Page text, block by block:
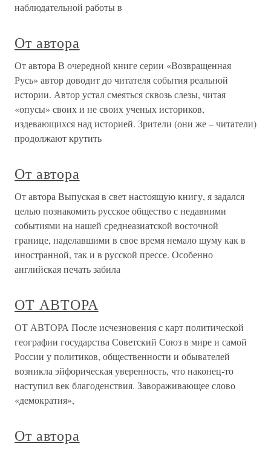
наблюдательной работы в
От автора
От автора В очередной книге серии «Возвращенная
Русь» автор доводит до читателя события реальной
истории. Автор устал смеяться сквозь слезы, читая
«опусы» своих и не своих ученых историков,
издевающихся над историей. Зрители (они же – читатели)
продолжают крутить
От автора
От автора Выпуская в свет настоящую книгу, я задался
целью познакомить русское общество с недавними
событиями на нашей среднеазиатской восточной
границе, наделавшими в свое время немало шуму как в
иностранной, так и в русской прессе. Особенно
английская печать забила
ОТ АВТОРА
ОТ АВТОРА После исчезновения с карт политической
географии государст­ва Советский Союз в мире и самой
России у политиков, общест­венности и обывателей
возникла эйфорическая уверенность, что наконец-то
наступил век благоденствия. Завораживающее слово
«демократия»,
От автора